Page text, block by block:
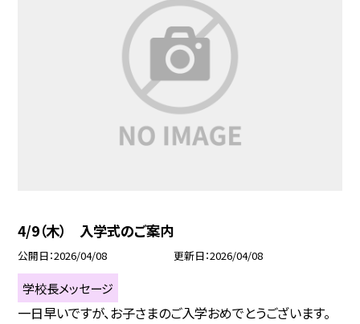
4/9（木） 入学式のご案内
公開日 2026/04/08 更新日 2026/04/08
学校長メッセージ
一日早いですが、お子さまのご入学おめでとうございます。